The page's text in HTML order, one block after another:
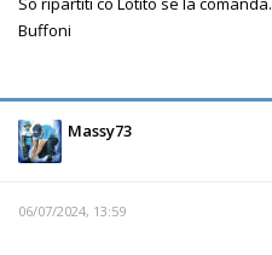
Buffoni
Massy73
06/07/2024, 13:59